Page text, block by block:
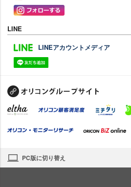
LINE
LINEアカウントメディア
PC版に切り替え